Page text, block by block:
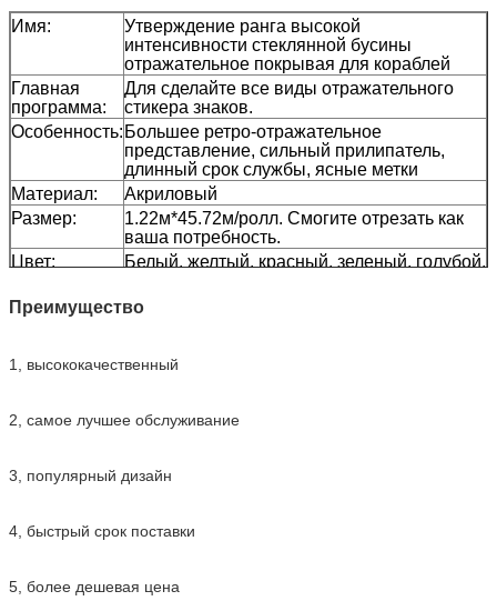
Имя:
Утверждение ранга высокой
интенсивности стеклянной бусины
отражательное покрывая для кораблей
Главная
программа:
Для сделайте все виды отражательного
стикера знаков.
Особенность: Большее ретро-отражательное
представление, сильный прилипатель,
длинный срок службы, ясные метки
Материал:
Акриловый
Размер:
1.22м*45.72м/ролл. Смогите отрезать как
ваша потребность.
Цвет:
Белый, желтый, красный, зеленый, голубой,
Паковать:
1 крен был упакован в 1 коробке
Доставка
7 дней, согласно количеству заказа
Преимущество
1, высококачественный
2, самое лучшее обслуживание
3, популярный дизайн
4, быстрый срок поставки
5, более дешевая цена